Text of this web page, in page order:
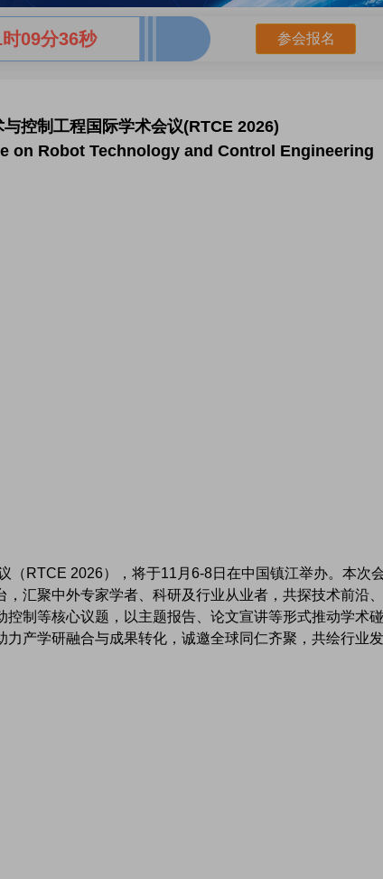
09分35秒 参会报名
控制工程国际学术会议(RTCE 2026)
on Robot Technology and Control Engineering
（RTCE 2026），将于11月6-8日在中国镇江举办。本次
汇聚中外专家学者、科研及行业从业者，共探技术前沿
制等核心议题，以主题报告、论文宣讲等形式推动学术
产学研融合与成果转化，诚邀全球同仁齐聚，共绘行业发